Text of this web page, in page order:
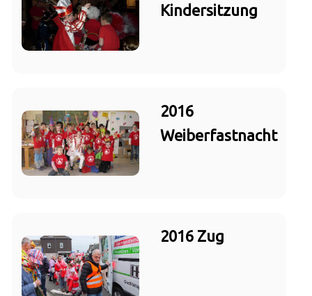
Kindersitzung
2016
Weiberfastnacht
2016 Zug